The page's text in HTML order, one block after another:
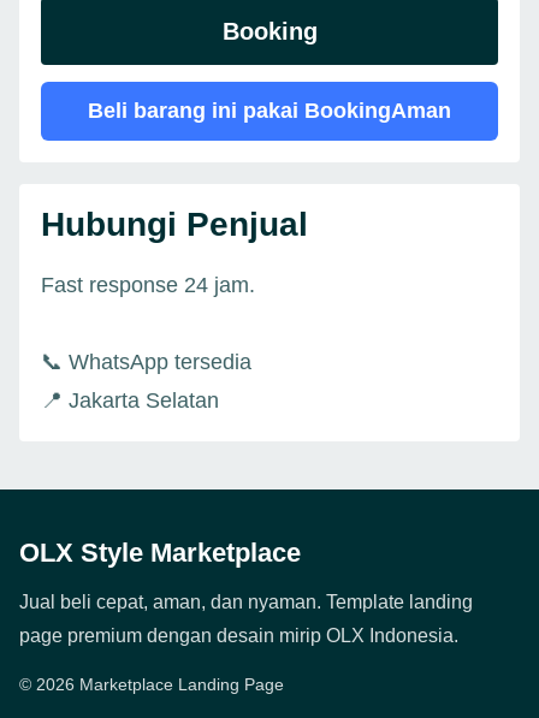
Booking
Beli barang ini pakai BookingAman
Hubungi Penjual
Fast response 24 jam.
📞 WhatsApp tersedia
📍 Jakarta Selatan
OLX Style Marketplace
Jual beli cepat, aman, dan nyaman. Template landing
page premium dengan desain mirip OLX Indonesia.
© 2026 Marketplace Landing Page